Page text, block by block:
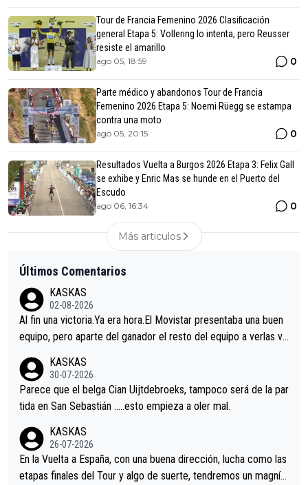
Tour de Francia Femenino 2026 Clasificación
general Etapa 5: Vollering lo intenta, pero Reusser
resiste el amarillo
ago 05, 18:59 0
Parte médico y abandonos Tour de Francia
Femenino 2026 Etapa 5: Noemi Rüegg se estampa
contra una moto
ago 05, 20:15 0
Resultados Vuelta a Burgos 2026 Etapa 3: Felix Gall
se exhibe y Enric Mas se hunde en el Puerto del
Escudo
ago 06, 16:34 0
Más articulos
Últimos Comentarios
KASKAS
02-08-2026
Al fin una victoria.Ya era hora.El Movistar presentaba una buen
equipo, pero aparte del ganador el resto del equipo a verlas ve
s.La única buena noticia es la mejoría de Enric Más en San Seb
astian.Si en la Vuelta a Burgos sigue la mejoría, podríamos ten
er alguna sorpresa en la Vuelta.Ojalá.
KASKAS
30-07-2026
Parece que el belga Cian Uijtdebroeks, tampoco será de la par
tida en San Sebastián …..esto empieza a oler mal.
KASKAS
26-07-2026
En la Vuelta a España, con una buena dirección, lucha como las
etapas finales del Tour y algo de suerte, tendremos un magnífi